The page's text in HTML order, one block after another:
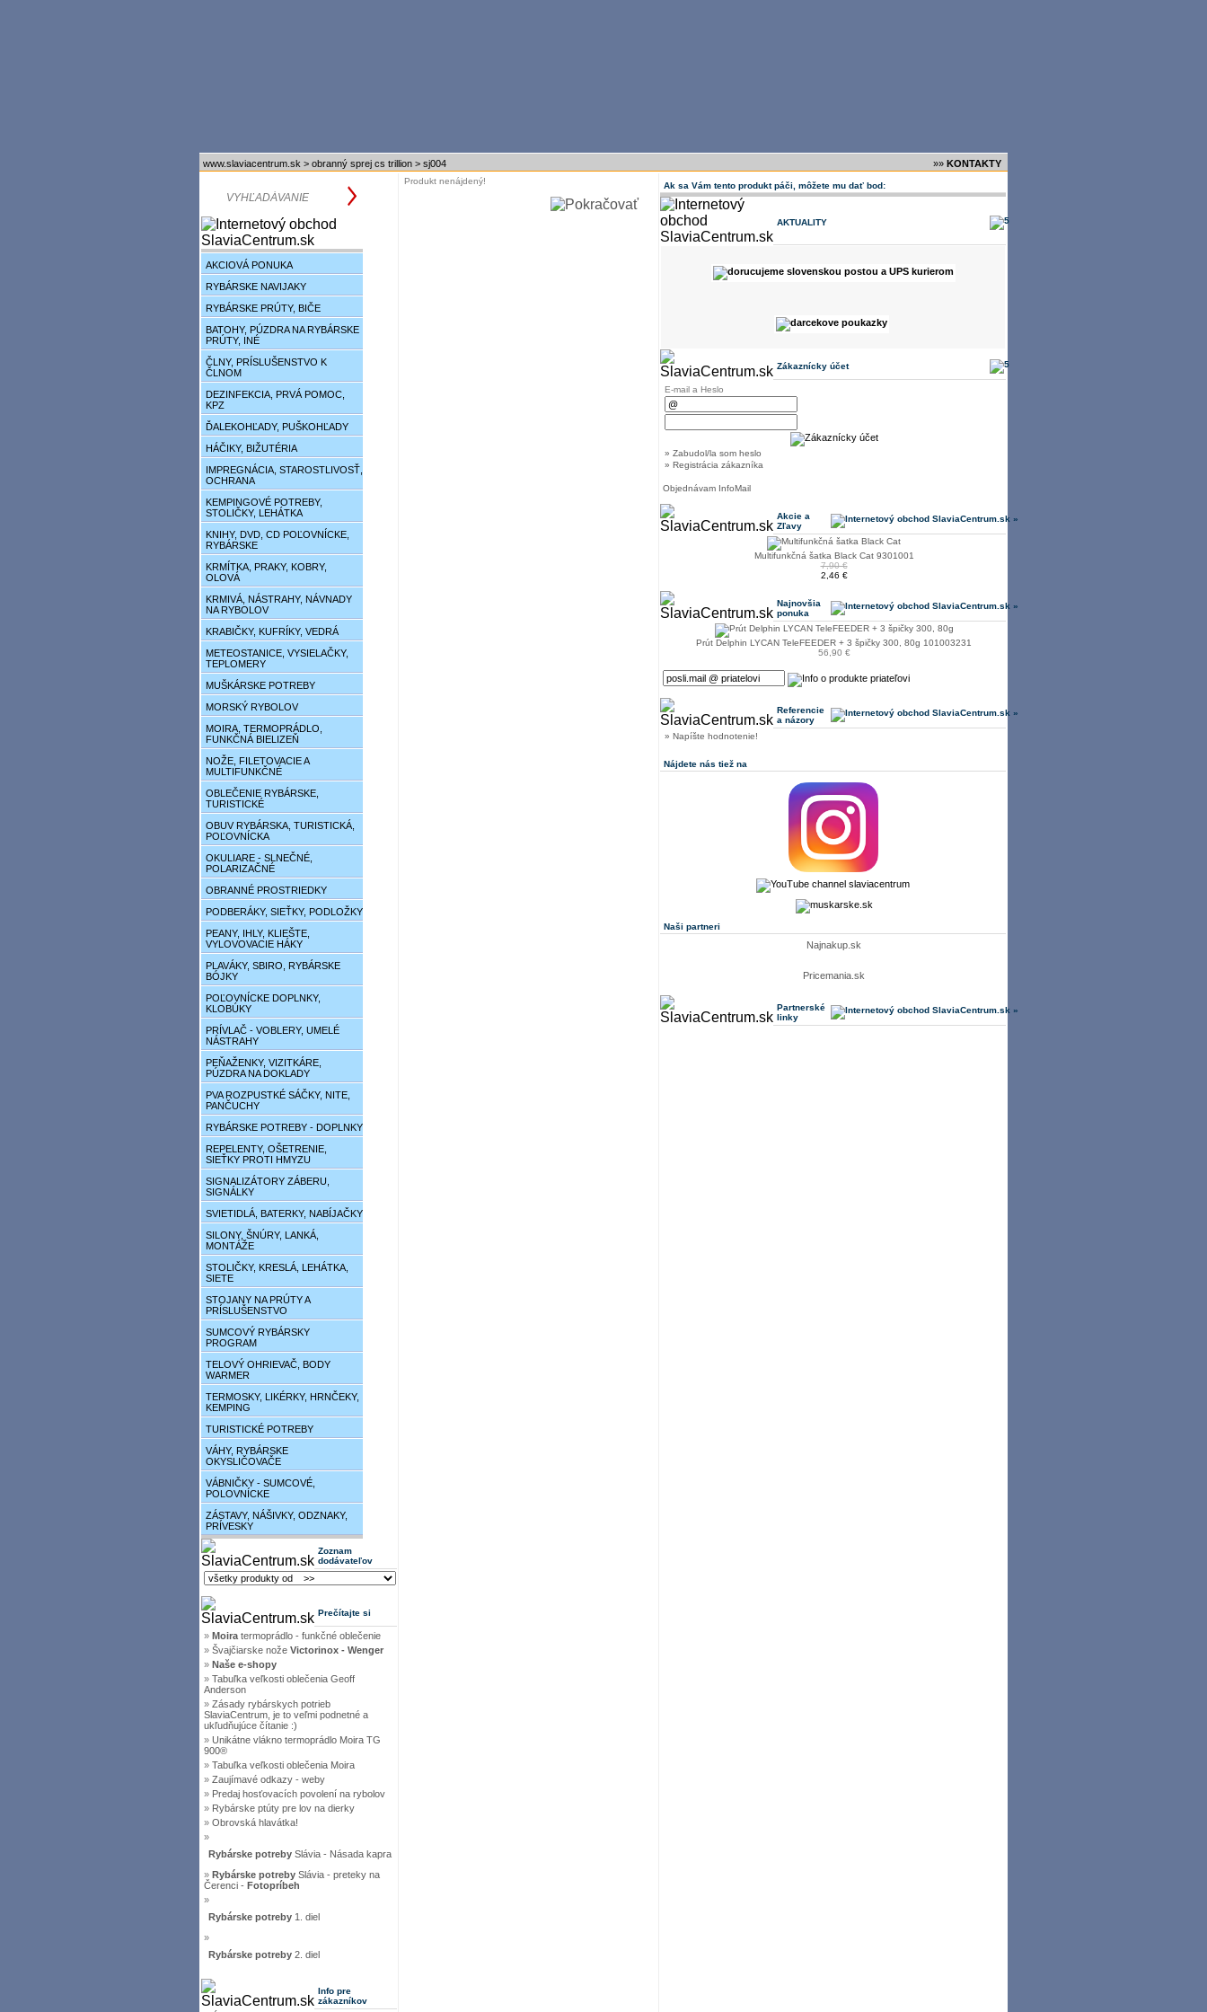
www.slaviacentrum.sk > obranný sprej cs trillion > sj004 »» KONTAKTY
AKCIOVÁ PONUKA
RYBÁRSKE NAVIJAKY
RYBÁRSKE PRÚTY, BIČE
BATOHY, PÚZDRA NA RYBÁRSKE
PRÚTY, INÉ
ČLNY, PRÍSLUŠENSTVO K
ČLNOM
DEZINFEKCIA, PRVÁ POMOC,
KPZ
ĎALEKOHĽADY, PUŠKOHĽADY
HÁČIKY, BIŽUTÉRIA
IMPREGNÁCIA, STAROSTLIVOSŤ,
OCHRANA
KEMPINGOVÉ POTREBY,
STOLIČKY, LEHÁTKA
KNIHY, DVD, CD POĽOVNÍCKE,
RYBÁRSKE
KRMÍTKA, PRAKY, KOBRY,
OLOVÁ
KRMIVÁ, NÁSTRAHY, NÁVNADY
NA RYBOLOV
KRABIČKY, KUFRÍKY, VEDRÁ
METEOSTANICE, VYSIELAČKY,
TEPLOMERY
MUŠKÁRSKE POTREBY
MORSKÝ RYBOLOV
MOIRA, TERMOPRÁDLO,
FUNKČNÁ BIELIZEŇ
NOŽE, FILETOVACIE A
MULTIFUNKČNÉ
OBLEČENIE RYBÁRSKE,
TURISTICKÉ
OBUV RYBÁRSKA, TURISTICKÁ,
POĽOVNÍCKA
OKULIARE - SLNEČNÉ,
POLARIZAČNÉ
OBRANNÉ PROSTRIEDKY
PODBERÁKY, SIEŤKY, PODLOŽKY
PEANY, IHLY, KLIEŠTE,
VYLOVOVACIE HÁKY
PLAVÁKY, SBIRO, RYBÁRSKE
BÓJKY
POĽOVNÍCKE DOPLNKY,
KLOBÚKY
PRÍVLAČ - VOBLERY, UMELÉ
NÁSTRAHY
PEŇAŽENKY, VIZITKÁRE,
PÚZDRA NA DOKLADY
PVA ROZPUSTKÉ SÁČKY, NITE,
PANČUCHY
RYBÁRSKE POTREBY - DOPLNKY
REPELENTY, OŠETRENIE,
SIEŤKY PROTI HMYZU
SIGNALIZÁTORY ZÁBERU,
SIGNÁLKY
SVIETIDLÁ, BATERKY, NABÍJAČKY
SILONY, ŠNÚRY, LANKÁ,
MONTÁŽE
STOLIČKY, KRESLÁ, LEHÁTKA,
SIETE
STOJANY NA PRÚTY A
PRÍSLUŠENSTVO
SUMCOVÝ RYBÁRSKY
PROGRAM
TELOVÝ OHRIEVAČ, BODY
WARMER
TERMOSKY, LIKÉRKY, HRNČEKY,
KEMPING
TURISTICKÉ POTREBY
VÁHY, RYBÁRSKE
OKYSLIČOVAČE
VÁBNIČKY - SUMCOVÉ,
POLOVNÍCKE
ZÁSTAVY, NÁŠIVKY, ODZNAKY,
PRÍVESKY
Zoznam
dodávateľov
Prečítajte si
» Moira termoprádlo - funkčné oblečenie
» Švajčiarske nože Victorinox - Wenger
» Naše e-shopy
» Tabuľka veľkosti oblečenia Geoff
Anderson
» Zásady rybárskych potrieb
SlaviaCentrum, je to veľmi podnetné a
ukľudňujúce čítanie :)
» Unikátne vlákno termoprádlo Moira TG
900®
» Tabuľka veľkosti oblečenia Moira
» Zaujímavé odkazy - weby
» Predaj hosťovacích povolení na rybolov
» Rybárske ptúty pre lov na dierky
» Obrovská hlavátka!
»
Rybárske potreby Slávia - Násada kapra
» Rybárske potreby Slávia - preteky na
Čerenci - Fotopríbeh
»
Rybárske potreby 1. diel
»
Rybárske potreby 2. diel
Info pre
zákazníkov
Produkt nenájdený! Ak sa Vám tento produkt páči, môžete mu dať bod:
AKTUALITY
Zákaznícky účet
E-mail a Heslo
» Zabudol/la som heslo
» Registrácia zákazníka
Objednávam InfoMail
Akcie a
Zľavy
Multifunkčná šatka Black Cat 9301001
7,90 €
2,46 €
Najnovšia
ponuka
Prút Delphin LYCAN TeleFEEDER + 3 špičky 300, 80g 101003231
56,90 €
Referencie
a názory
» Napíšte hodnotenie!
Nájdete nás tiež na
Naši partneri
Najnakup.sk
Pricemania.sk
Partnerské
linky